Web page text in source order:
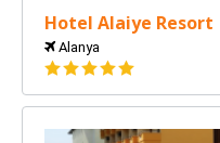
Hotel Alaiye Resort
Alanya
5